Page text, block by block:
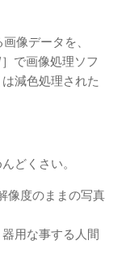
像データを、
］で画像処理ソフ
減色処理された
どくさい。
像度のままの写真
用な事する人間